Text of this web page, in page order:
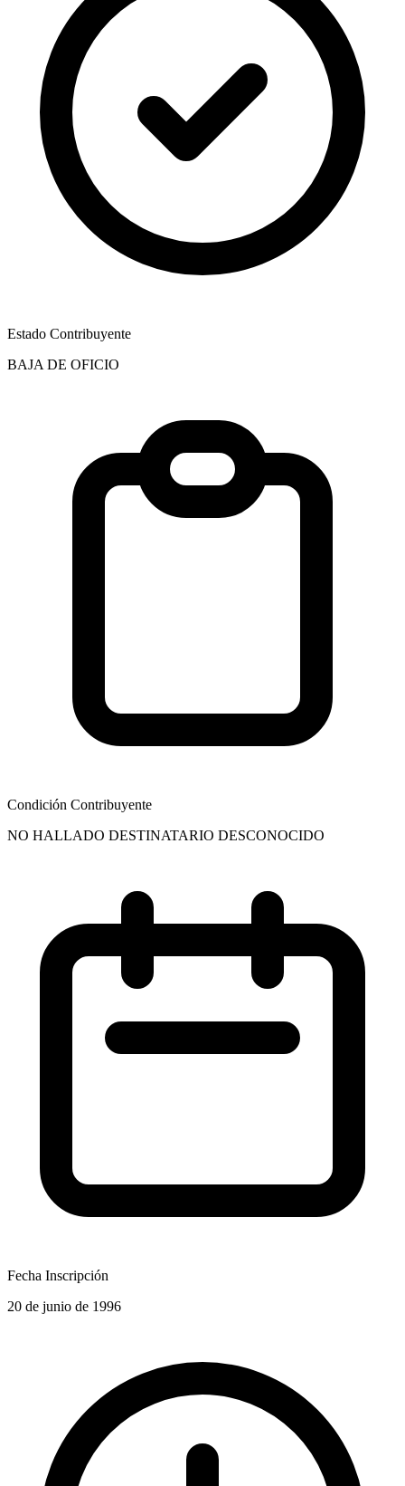
Estado Contribuyente
BAJA DE OFICIO
Condición Contribuyente
NO HALLADO DESTINATARIO DESCONOCIDO
Fecha Inscripción
20 de junio de 1996